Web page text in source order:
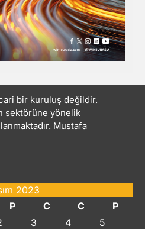
bir kuruluş değildir.
sektörüne yönelik
Mustafa
2023
P C C
P
3 4
5